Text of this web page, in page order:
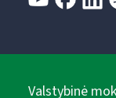
Valstybinė